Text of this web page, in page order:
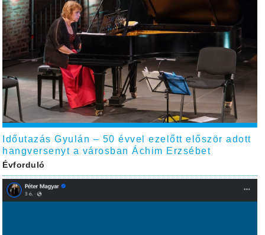
Időutazás Gyulán – 50 évvel ezelőtt először adott
hangversenyt a városban Áchim Erzsébet
Évforduló